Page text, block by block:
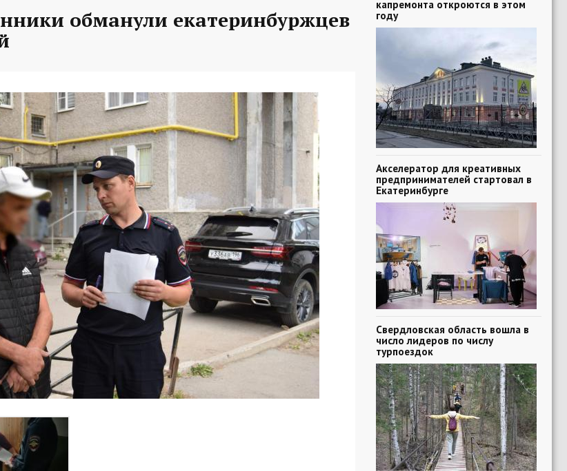
обманули екатеринбуржцев
капремонта откроются в этом
году
Акселератор для креативных
предпринимателей стартовал в
Екатеринбурге
Свердловская область вошла в
число лидеров по числу
турпоездок